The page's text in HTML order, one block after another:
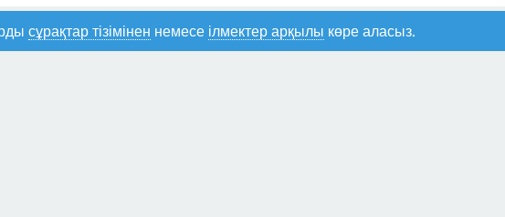
сұрақтар тізімінен немесе ілмектер арқылы көре аласыз.